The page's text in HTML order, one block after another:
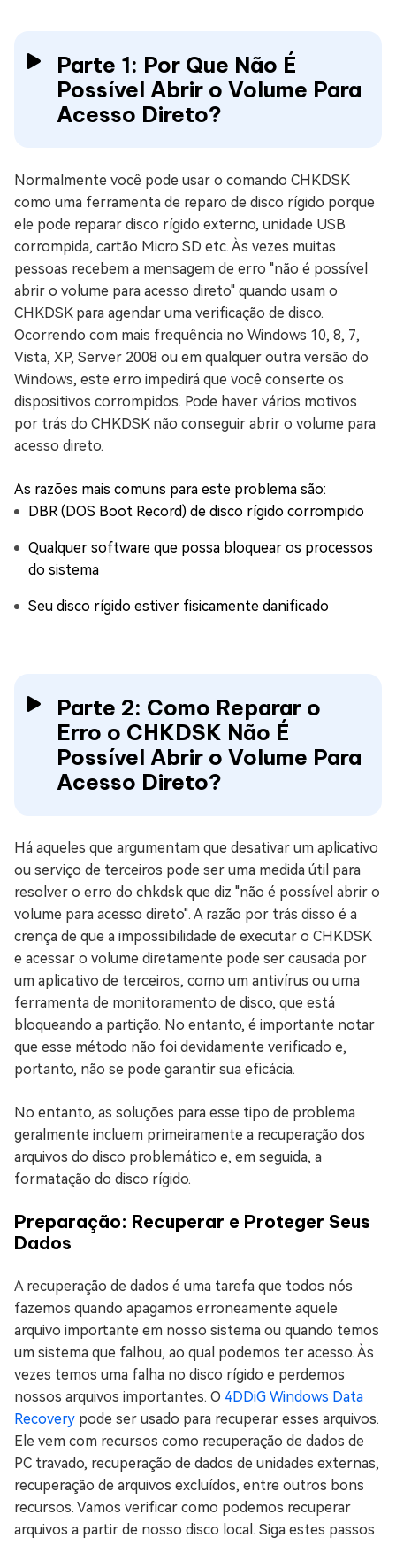
Parte 1: Por Que Não É
Possível Abrir o Volume Para
Acesso Direto?
Normalmente você pode usar o comando CHKDSK
como uma ferramenta de reparo de disco rígido porque
ele pode reparar disco rígido externo, unidade USB
corrompida, cartão Micro SD etc. Às vezes muitas
pessoas recebem a mensagem de erro "não é possível
abrir o volume para acesso direto" quando usam o
CHKDSK para agendar uma verificação de disco.
Ocorrendo com mais frequência no Windows 10, 8, 7,
Vista, XP, Server 2008 ou em qualquer outra versão do
Windows, este erro impedirá que você conserte os
dispositivos corrompidos. Pode haver vários motivos
por trás do CHKDSK não conseguir abrir o volume para
acesso direto.
As razões mais comuns para este problema são:
DBR (DOS Boot Record) de disco rígido corrompido
Qualquer software que possa bloquear os processos
do sistema
Seu disco rígido estiver fisicamente danificado
Parte 2: Como Reparar o
Erro o CHKDSK Não É
Possível Abrir o Volume Para
Acesso Direto?
Há aqueles que argumentam que desativar um aplicativo
ou serviço de terceiros pode ser uma medida útil para
resolver o erro do chkdsk que diz "não é possível abrir o
volume para acesso direto". A razão por trás disso é a
crença de que a impossibilidade de executar o CHKDSK
e acessar o volume diretamente pode ser causada por
um aplicativo de terceiros, como um antivírus ou uma
ferramenta de monitoramento de disco, que está
bloqueando a partição. No entanto, é importante notar
que esse método não foi devidamente verificado e,
portanto, não se pode garantir sua eficácia.
No entanto, as soluções para esse tipo de problema
geralmente incluem primeiramente a recuperação dos
arquivos do disco problemático e, em seguida, a
formatação do disco rígido.
Preparação: Recuperar e Proteger Seus
Dados
A recuperação de dados é uma tarefa que todos nós
fazemos quando apagamos erroneamente aquele
arquivo importante em nosso sistema ou quando temos
um sistema que falhou, ao qual podemos ter acesso. Às
vezes temos uma falha no disco rígido e perdemos
nossos arquivos importantes. O 4DDiG Windows Data
Recovery pode ser usado para recuperar esses arquivos.
Ele vem com recursos como recuperação de dados de
PC travado, recuperação de dados de unidades externas,
recuperação de arquivos excluídos, entre outros bons
recursos. Vamos verificar como podemos recuperar
arquivos a partir de nosso disco local. Siga estes passos